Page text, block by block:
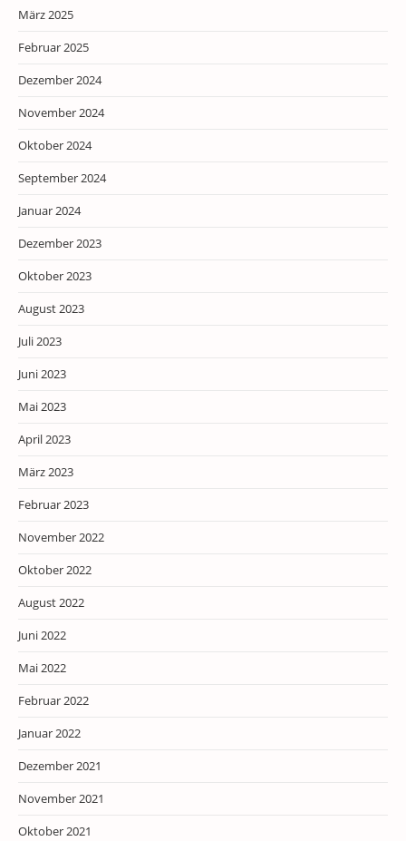
März 2025
Februar 2025
Dezember 2024
November 2024
Oktober 2024
September 2024
Januar 2024
Dezember 2023
Oktober 2023
August 2023
Juli 2023
Juni 2023
Mai 2023
April 2023
März 2023
Februar 2023
November 2022
Oktober 2022
August 2022
Juni 2022
Mai 2022
Februar 2022
Januar 2022
Dezember 2021
November 2021
Oktober 2021